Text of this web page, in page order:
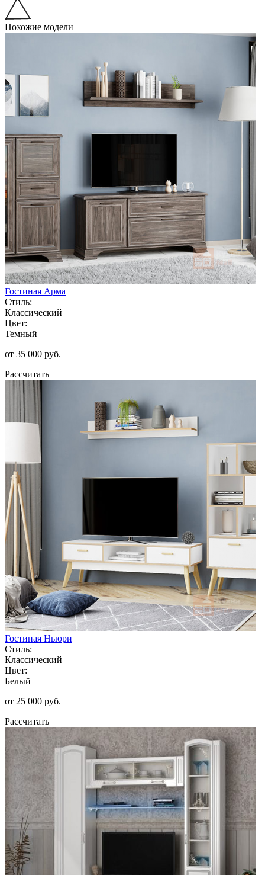
Похожие модели
Гостиная Арма
Стиль:
Классический
Цвет:
Темный
от 35 000 руб.
Рассчитать
Гостиная Ньюри
Стиль:
Классический
Цвет:
Белый
от 25 000 руб.
Рассчитать